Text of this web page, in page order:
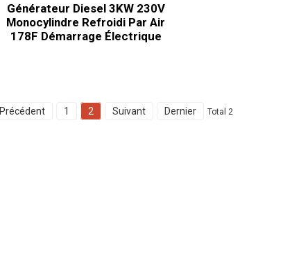
Générateur Diesel 3KW 230V
Monocylindre Refroidi Par Air
178F Démarrage Électrique
Précédent 1 2 Suivant Dernier Total 2